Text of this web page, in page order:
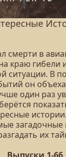
смерти в
краю гибели
ситуации. В
он
один раз
загадочные
их